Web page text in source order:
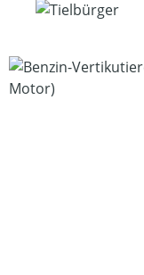
Bildergalerie